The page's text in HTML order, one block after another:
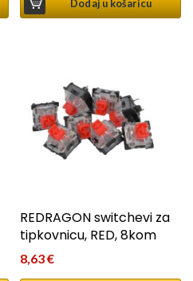
Dodaj u košaricu
REDRAGON switchevi za
tipkovnicu, RED, 8kom
8,63€